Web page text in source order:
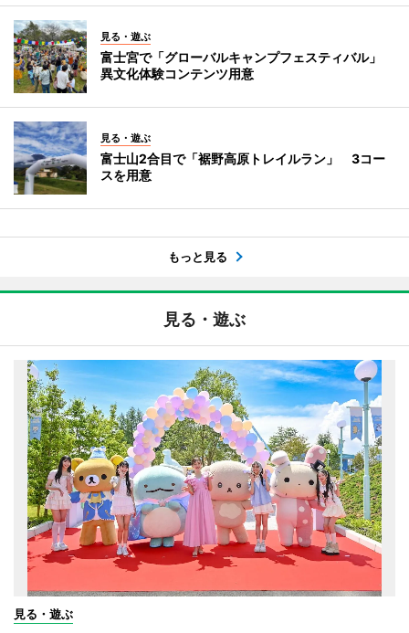
見る・遊ぶ
富士宮で「グローバルキャンプフェスティバル」
異文化体験コンテンツ用意
見る・遊ぶ
富士山2合目で「裾野高原トレイルラン」 3コー
スを用意
もっと見る
見る・遊ぶ
見る・遊ぶ